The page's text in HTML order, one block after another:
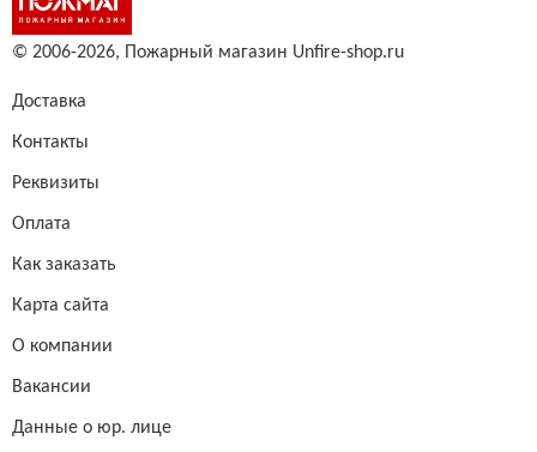
© 2006-2026, Пожарный магазин Unfire-shop.ru
Доставка
Контакты
Реквизиты
Оплата
Как заказать
Карта сайта
О компании
Вакансии
Данные о юр. лице